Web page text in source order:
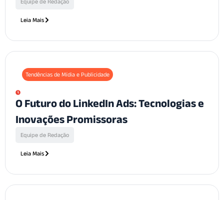
Equipe de Redação
Leia Mais
Tendências de Mídia e Publicidade
O Futuro do LinkedIn Ads: Tecnologias e
Inovações Promissoras
Equipe de Redação
Leia Mais